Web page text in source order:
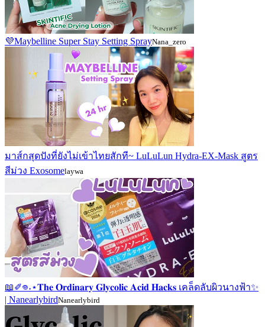
💜Maybelline Super Stay Setting SprayNana_zero
มาส์กสุดปังที่ยังไม่เข้าไทยสักที~ LuLuLun Hydra-EX-Mask สูตร
สีม่วง Exosomelaywa
📖✐𖦹˖⋆𝐓𝐡𝐞 𝐎𝐫𝐝𝐢𝐧𝐚𝐫𝐲 𝐆𝐥𝐲𝐜𝐨𝐥𝐢𝐜 𝐀𝐜𝐢𝐝 𝐇𝐚𝐜𝐤𝐬 เคล็ดลับผิวนางฟ้า✨
| NanearlybirdNanearlybird